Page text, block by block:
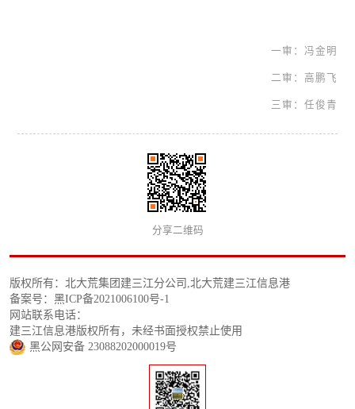
一审：冯金明
二审：高鹏飞
三审：任俊青
分享二维码
版权所有：北大荒集团建三江分公司,北大荒建三江信息港
备案号：黑ICP备2021006100号-1
网站联系电话：
建三江信息港版权所有，未经书面授权禁止使用
黑公网安备 23088202000019号